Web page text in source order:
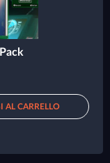
AL CARRELLO